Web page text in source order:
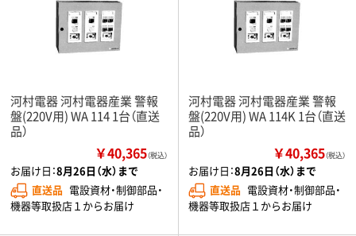
河村電器 河村電器産業 警報
盤(220V用) WA 114 1台（直送
品）
￥40,365（税込）
お届け日：8月26日（水）まで
直送品 電設資材・制御部品・
機器等取扱店１からお届け
河村電器 河村電器産業 警報
盤(220V用) WA 114K 1台（直送
品）
￥40,365（税込）
お届け日：8月26日（水）まで
直送品 電設資材・制御部品・
機器等取扱店１からお届け